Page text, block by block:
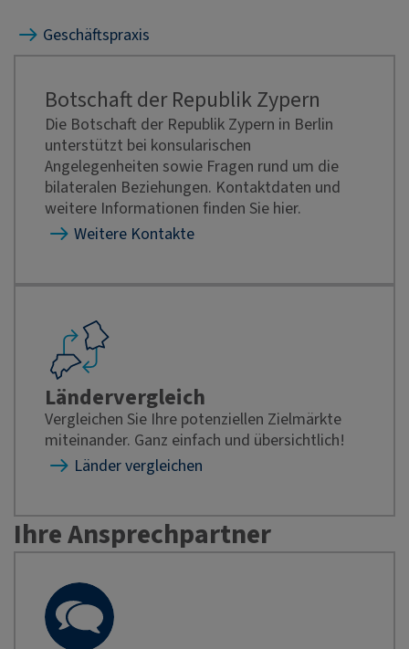
Geschäftspraxis
Botschaft der Republik Zypern
Die Botschaft der Republik Zypern in Berlin
unterstützt bei konsularischen
Angelegenheiten sowie Fragen rund um die
bilateralen Beziehungen. Kontaktdaten und
weitere Informationen finden Sie hier.
Weitere Kontakte
Ländervergleich
Vergleichen Sie Ihre potenziellen Zielmärkte
miteinander. Ganz einfach und übersichtlich!
Länder vergleichen
Ihre Ansprechpartner